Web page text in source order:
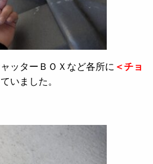
ッターＢＯＸなど各所に ＜チョ
いました。